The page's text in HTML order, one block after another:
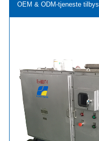
OEM & ODM-tjeneste tilbys